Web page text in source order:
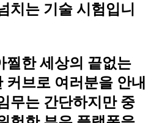
치는 기술 시험입니
찔한 세상의 끝없는
커브로 여러분을 안내
무는 간단하지만 중